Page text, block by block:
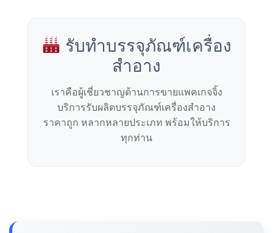
รับทำบรรจุภัณฑ์เครื่อง
สำอาง
เราคือผู้เชี่ยวชาญด้านการขายแพคเกจจิ้ง
บริการรับผลิตบรรจุภัณฑ์เครื่องสำอาง
ราคาถูก หลากหลายประเภท พร้อมให้บริการ
ทุกท่าน